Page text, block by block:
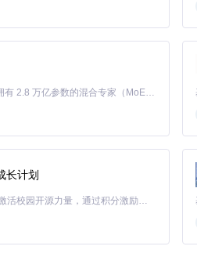
位常见问题：
→「故障诊断」
色提示需要注意，红色则表示存在严重
Kimi K3 是Kimi能力最强的模型：这是一个拥有 2.8 万亿参数的混合专家（MoE）模型，具备原生视觉理解能力，并支持 100 万 token 的上下文窗口。
长计划
「源启盛夏」暑期校园开发者成长计划旨在激活校园开源力量，通过积分激励、认证扶持、资源倾斜等形式，引导高校组织和开发者完成「入驻 — 建项目 — 做贡献 — 获认证 — 得资源」的完整闭环。无论你是想带领社团入驻平台的组织者，还是希望用代码贡献证明自己的开发者，都能在这里找到属于你的成长路径。